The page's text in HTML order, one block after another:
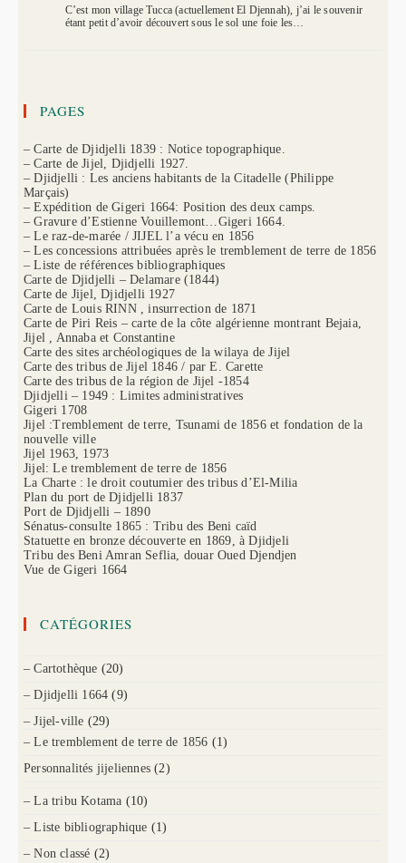
C’est mon village Tucca (actuellement El Djennah), j’ai le souvenir
étant petit d’avoir découvert sous le sol une foie les…
PAGES
– Carte de Djidjelli 1839 : Notice topographique.
– Carte de Jijel, Djidjelli 1927.
– Djidjelli : Les anciens habitants de la Citadelle (Philippe
Marçais)
– Expédition de Gigeri 1664: Position des deux camps.
– Gravure d’Estienne Vouillemont…Gigeri 1664.
– Le raz-de-marée / JIJEL l’a vécu en 1856
– Les concessions attribuées après le tremblement de terre de 1856
– Liste de références bibliographiques
Carte de Djidjelli – Delamare (1844)
Carte de Jijel, Djidjelli 1927
Carte de Louis RINN , insurrection de 1871
Carte de Piri Reis – carte de la côte algérienne montrant Bejaia,
Jijel , Annaba et Constantine
Carte des sites archéologiques de la wilaya de Jijel
Carte des tribus de Jijel 1846 / par E. Carette
Carte des tribus de la région de Jijel -1854
Djidjelli – 1949 : Limites administratives
Gigeri 1708
Jijel :Tremblement de terre, Tsunami de 1856 et fondation de la
nouvelle ville
Jijel 1963, 1973
Jijel: Le tremblement de terre de 1856
La Charte : le droit coutumier des tribus d’El-Milia
Plan du port de Djidjelli 1837
Port de Djidjelli – 1890
Sénatus-consulte 1865 : Tribu des Beni caïd
Statuette en bronze découverte en 1869, à Djidjeli
Tribu des Beni Amran Seflia, douar Oued Djendjen
Vue de Gigeri 1664
CATÉGORIES
– Cartothèque (20)
– Djidjelli 1664 (9)
– Jijel-ville (29)
– Le tremblement de terre de 1856 (1)
Personnalités jijeliennes (2)
– La tribu Kotama (10)
– Liste bibliographique (1)
– Non classé (2)